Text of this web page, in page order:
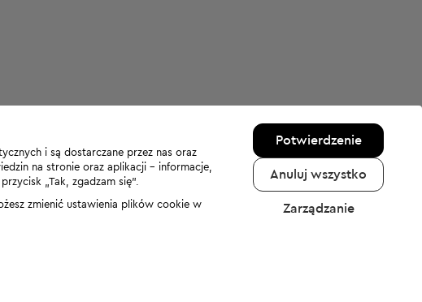
i są dostarczane przez nas oraz
na stronie oraz aplikacji - informacje,
„Tak, zgadzam się”.
zmienić ustawienia plików cookie w
Potwierdzenie
Anuluj wszystko
Zarządzanie